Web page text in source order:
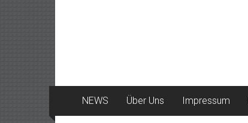
NEWS Über Uns Impressum